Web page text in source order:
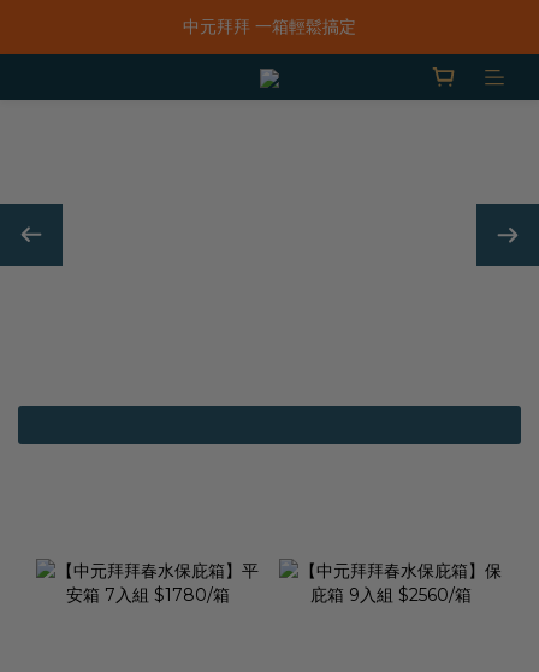
「一抹日嚐禮盒」早鳥限定價 $668，預購只到8/31！
中元拜拜 一箱輕鬆搞定
新品上市｜春水鹹香洋蔥風味爆米花